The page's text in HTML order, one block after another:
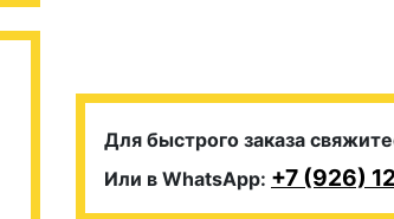
Для быстрого заказа
Или в WhatsApp: +7 (926)